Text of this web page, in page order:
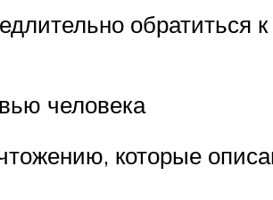
обратиться
человека
которые